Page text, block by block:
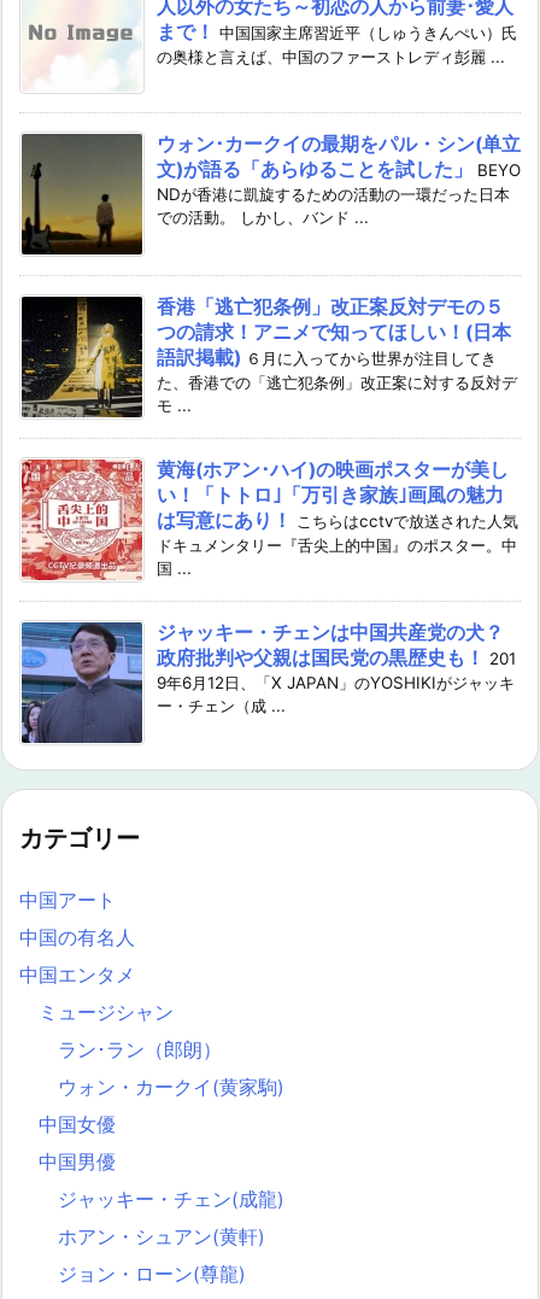
人以外の女たち～初恋の人から前妻･愛人
まで！
中国国家主席習近平（しゅうきんぺい）氏
の奥様と言えば、中国のファーストレディ彭麗 ...
ウォン･カークイの最期をパル・シン(单立
文)が語る「あらゆることを試した」
BEYO
NDが香港に凱旋するための活動の一環だった日本
での活動。 しかし、バンド ...
香港「逃亡犯条例」改正案反対デモの５
つの請求！アニメで知ってほしい！(日本
語訳掲載) ６月に入ってから世界が注目してき
た、香港での「逃亡犯条例」改正案に対する反対デ
モ ...
黄海(ホアン･ハイ)の映画ポスターが美し
い！「トトロ｣「万引き家族｣画風の魅力
は写意にあり！
こちらはcctvで放送された人気
ドキュメンタリー『舌尖上的中国』のポスター。中
国 ...
ジャッキー・チェンは中国共産党の犬？
政府批判や父親は国民党の黒歴史も！
201
9年6月12日、「X JAPAN」のYOSHIKIがジャッキ
ー・チェン（成 ...
カテゴリー
中国アート
中国の有名人
中国エンタメ
ミュージシャン
ラン･ラン（郎朗）
ウォン・カークイ(黄家駒)
中国女優
中国男優
ジャッキー・チェン(成龍)
ホアン・シュアン(黄軒)
ジョン・ローン(尊龍)